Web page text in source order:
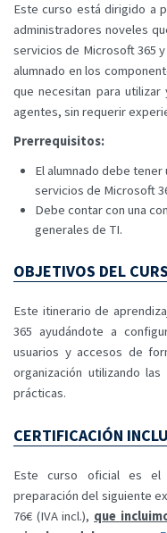
Este curso está dirigido a
administradores noveles
servicios de Microsoft 365
alumnado en los
que necesitan para
agentes, sin requerir
Prerrequisitos:
El alumnado debe
servicios de Microsoft
Debe contar con una
generales de TI.
OBJETIVOS DEL
Este itinerario de
365 ayudándote a
usuarios y accesos de
organización utilizando
prácticas.
CERTIFICACIÓN
Este curso oficial es el
preparación del siguiente
76€ (IVA incl.), que